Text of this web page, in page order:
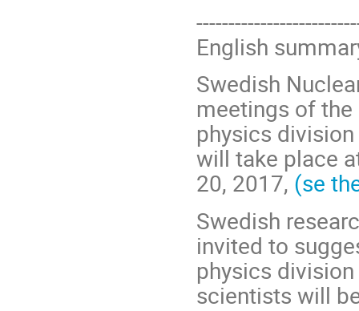
English
Swedish
meetings of the
physics
will take place
20, 2017, (se
Swedish
invited to
physics
scientists will